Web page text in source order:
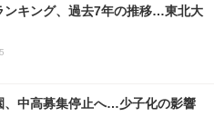
ンキング、過去7年の推移…東北大
、中高募集停止へ…少子化の影響